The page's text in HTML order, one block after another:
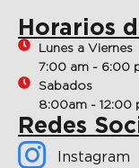
Horarios
Lunes a Viernes
7:00 am - 6:00
Sabados
8:00am - 12:00
Redes
Instagram